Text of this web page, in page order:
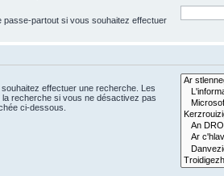
partout si vous souhaitez effectuer
effectuer une recherche. Les
recherche si vous ne désactivez pas
ci-dessous.